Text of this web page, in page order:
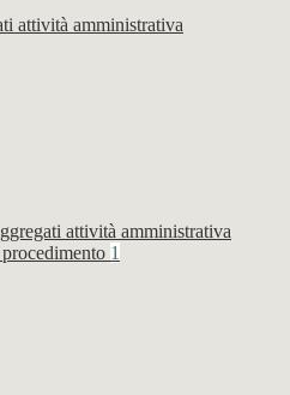
attività amministrativa
attività amministrativa
1